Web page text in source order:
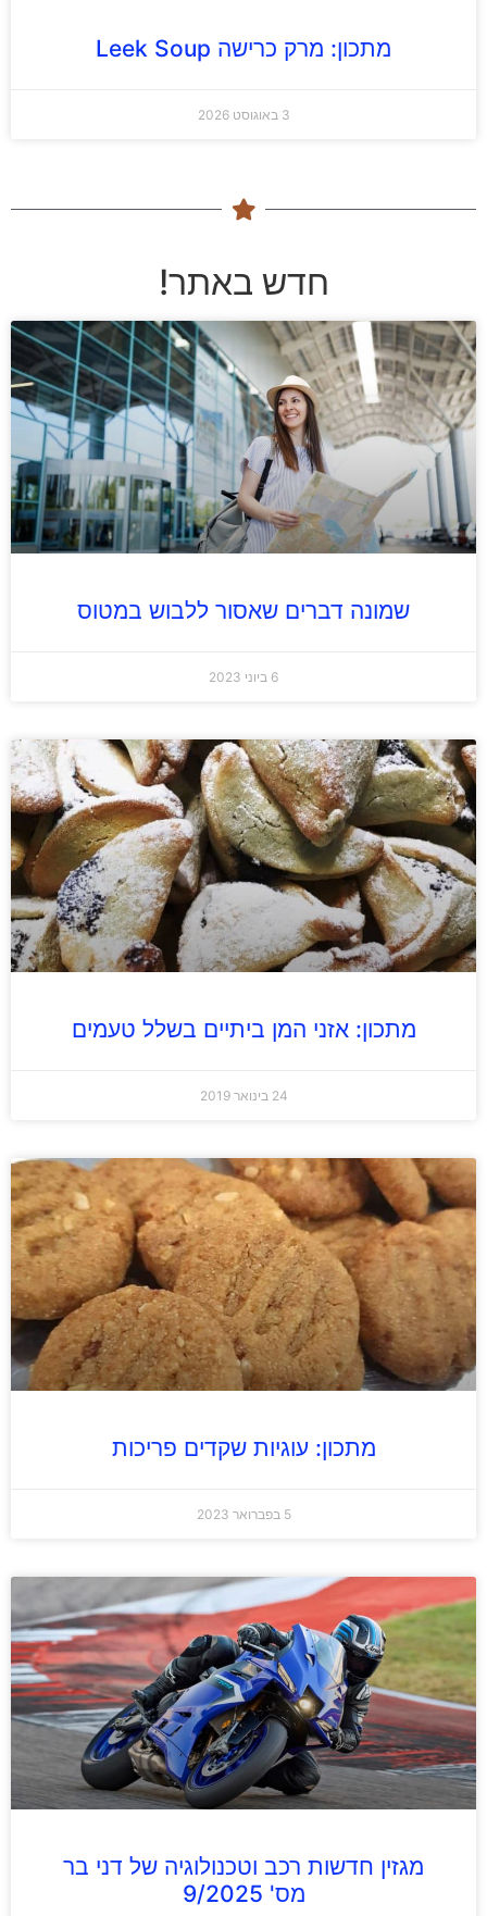
מתכון: מרק כרישה Leek Soup
3 באוגוסט 2026
חדש באתר!
שמונה דברים שאסור ללבוש במטוס
6 ביוני 2023
מתכון: אזני המן ביתיים בשלל טעמים
24 בינואר 2019
מתכון: עוגיות שקדים פריכות
5 בפברואר 2023
מגזין חדשות רכב וטכנולוגיה של דני בר
מס' 9/2025